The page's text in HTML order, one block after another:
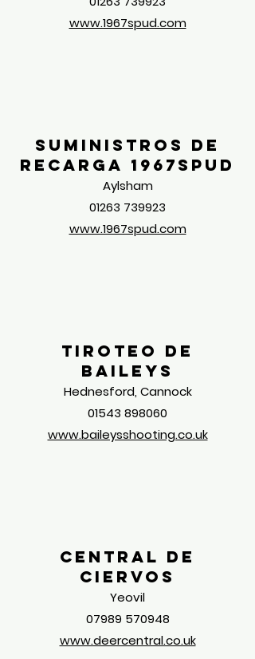
www.1967spud.com
Suministros de
recarga 1967spud
Aylsham
01263 739923
www.1967spud.com
Tiroteo de
Baileys
Hednesford, Cannock
01543 898060
www.baileysshooting.co.uk
Central de
ciervos
Yeovil
07989 570948
www.deercentral.co.uk